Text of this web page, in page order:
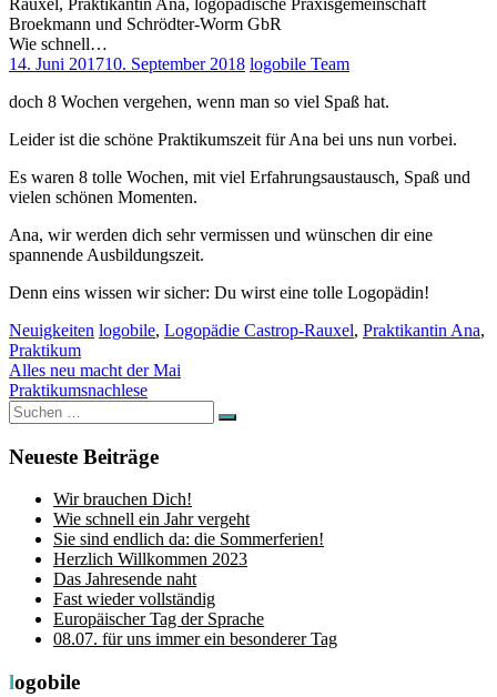
Wie schnell…
14. Juni 201710. September 2018 logobile Team
doch 8 Wochen vergehen, wenn man so viel Spaß hat.
Leider ist die schöne Praktikumszeit für Ana bei uns nun vorbei.
Es waren 8 tolle Wochen, mit viel Erfahrungsaustausch, Spaß und
vielen schönen Momenten.
Ana, wir werden dich sehr vermissen und wünschen dir eine
spannende Ausbildungszeit.
Denn eins wissen wir sicher: Du wirst eine tolle Logopädin!
Neuigkeiten logobile, Logopädie Castrop-Rauxel, Praktikantin Ana,
Praktikum
Beitragsnavigation
Alles neu macht der Mai
Praktikumsnachlese
Suchen
nach:
Suchen
Neueste Beiträge
Wir brauchen Dich!
Wie schnell ein Jahr vergeht
Sie sind endlich da: die Sommerferien!
Herzlich Willkommen 2023
Das Jahresende naht
Fast wieder vollständig
Europäischer Tag der Sprache
08.07. für uns immer ein besonderer Tag
logobile